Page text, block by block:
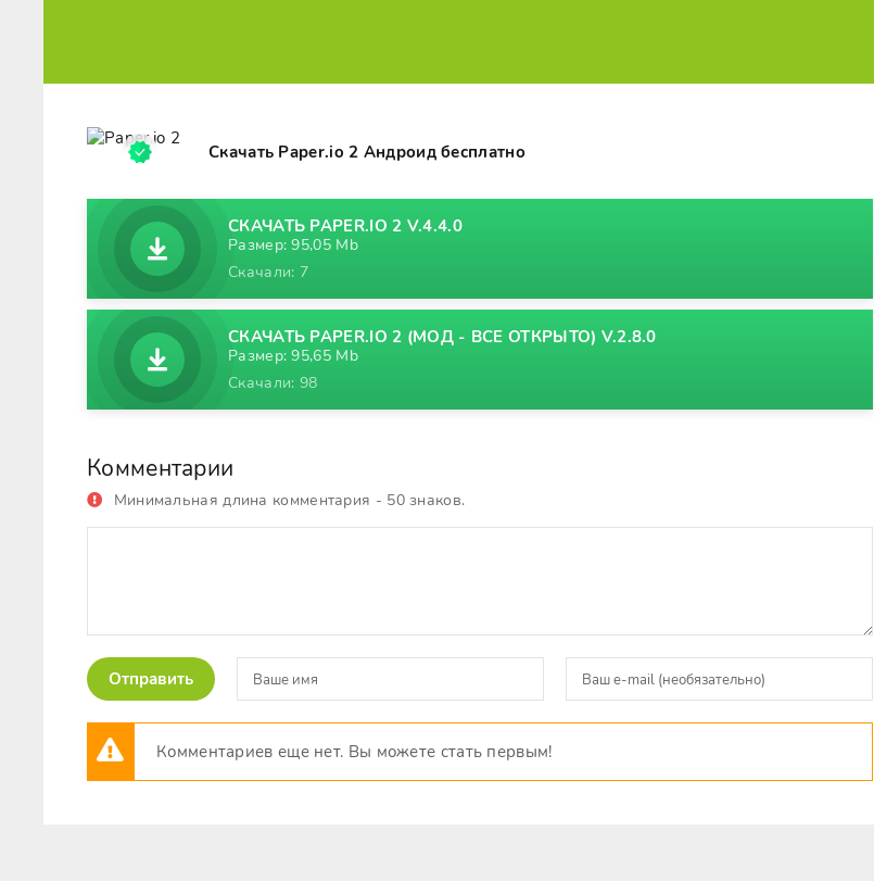
Скачать Paper.io 2 Андроид бесплатно
СКАЧАТЬ PAPER.IO 2 V.4.4.0
Размер: 95,05 Mb
Скачали: 7
СКАЧАТЬ PAPER.IO 2 (МОД - ВСЕ ОТКРЫТО) V.2.8.0
Размер: 95,65 Mb
Скачали: 98
Комментарии
Минимальная длина комментария - 50 знаков.
Отправить
Комментариев еще нет. Вы можете стать первым!